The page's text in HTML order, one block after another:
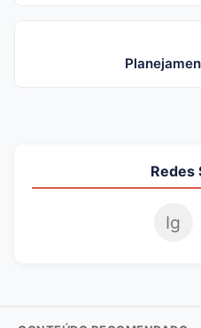
Redes
Ig